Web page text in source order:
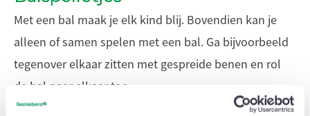
Met een bal maak je elk kind blij. Bovendien kan je
alleen of samen spelen met een bal. Ga bijvoorbeeld
tegenover elkaar zitten met gespreide benen en rol
de bal naar elkaar toe.